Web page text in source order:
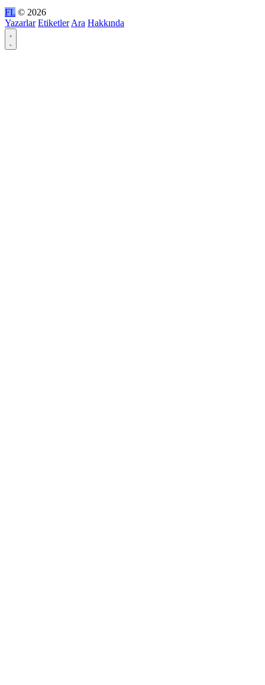
FL © 2026
Yazarlar Etiketler Ara Hakkında